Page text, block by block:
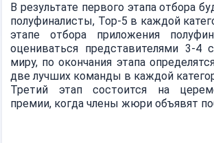
В результате первого этапа отбора
полуфиналисты, Тор-5 в каждой
этапе отбора приложения
оцениваться представителями 3-4
миру, по окончания этапа
две лучших команды в каждой
Третий этап состоится на
премии, когда члены жюри объявят